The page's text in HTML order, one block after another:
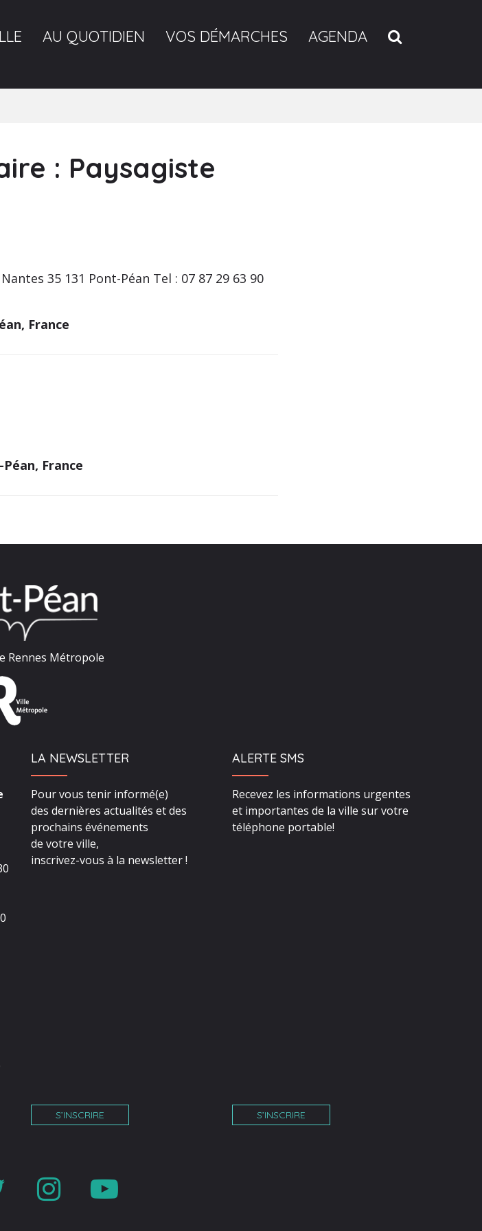
AU QUOTIDIEN VOS DÉMARCHES AGENDA
: Paysagiste
35 131 Pont-Péan Tel : 07 87 29 63 90
France
France
Rennes Métropole
LA NEWSLETTER
Pour vous tenir informé(e)
des dernières actualités et des
prochains événements
de votre ville,
inscrivez-vous à la newsletter !
S’INSCRIRE
ALERTE SMS
Recevez les informations urgentes
et importantes de la ville sur votre
téléphone portable!
S’INSCRIRE
Lien Lien